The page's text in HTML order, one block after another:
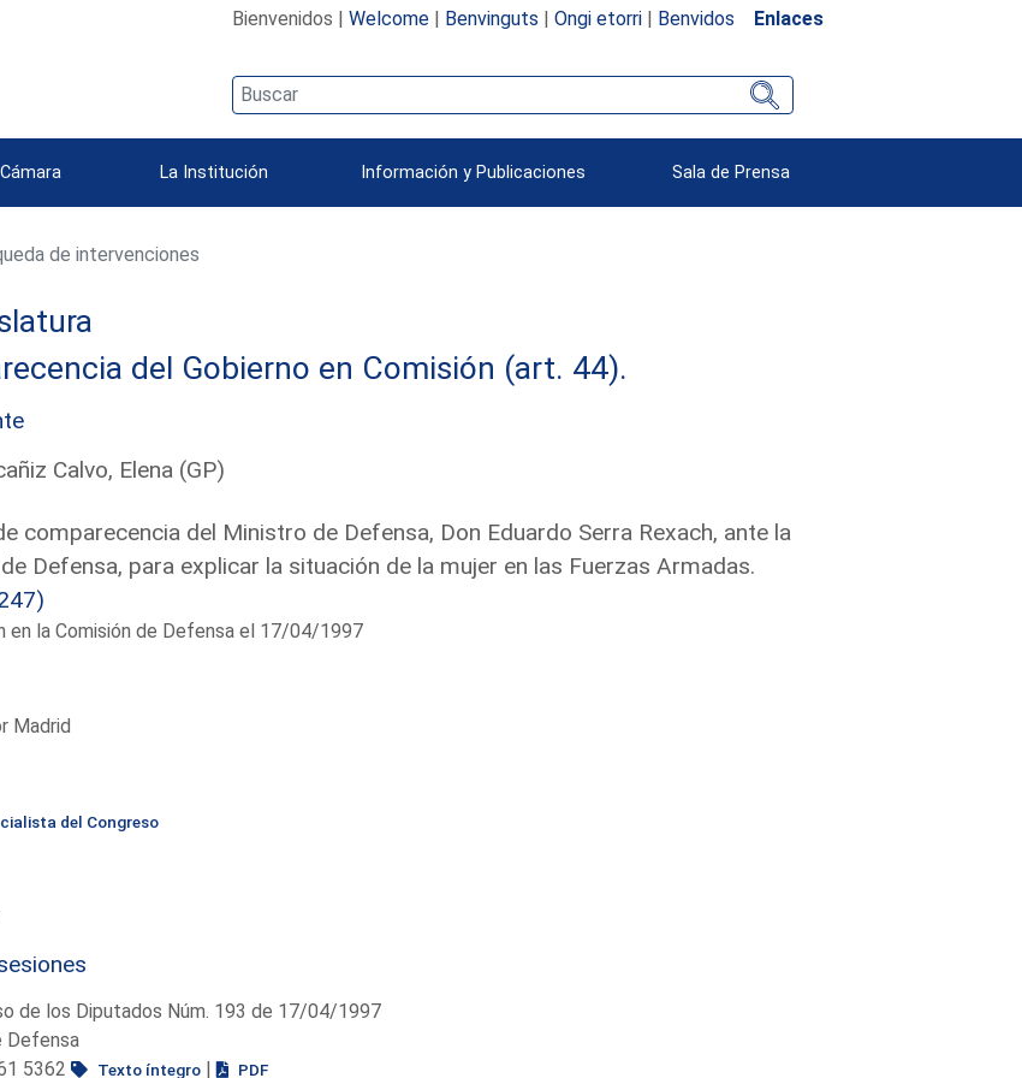
Bienvenidos | Welcome| Benvinguts | Ongi etorri| Benvidos Enlaces
La Institución Información y Publicaciones Sala de Prensa
de intervenciones
del Gobierno en Comisión (art. 44).
Calvo, Elena (GP)
comparecencia del Ministro de Defensa, Don Eduardo Serra Rexach, ante la
Defensa, para explicar la situación de la mujer en las Fuerzas Armadas.
en la Comisión de Defensa el 17/04/1997
Madrid
del Congreso
de los Diputados Núm. 193 de 17/04/1997
Defensa
5362
Texto íntegro| PDF